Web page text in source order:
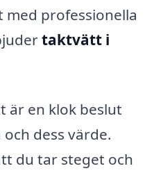
professionella
taktvätt i
är en klok beslut
dess värde.
du tar steget och